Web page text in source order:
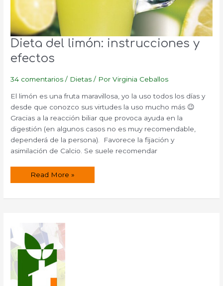
Dieta del limón: instrucciones y
efectos
34 comentarios / Dietas / PorVirginia Ceballos
El limón es una fruta maravillosa, yo la uso todos los días y
desde que conozco sus virtudes la uso mucho más 😉
Gracias a la reacción biliar que provoca ayuda en la
digestión (en algunos casos no es muy recomendable,
dependerá de la persona). Favorece la fijación y
asimilación de Calcio. Se suele recomendar
Dieta
y
Read More »